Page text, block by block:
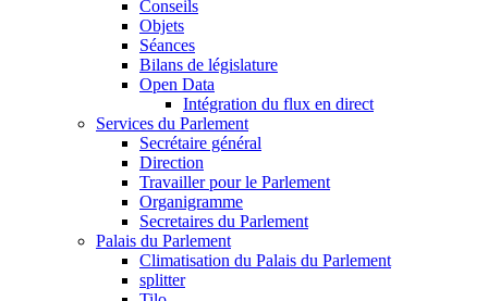
Conseils
Objets
Séances
Bilans de législature
Open Data
Intégration du flux en direct
Services du Parlement
Secrétaire général
Direction
Travailler pour le Parlement
Organigramme
Secretaires du Parlement
Palais du Parlement
Climatisation du Palais du Parlement
splitter